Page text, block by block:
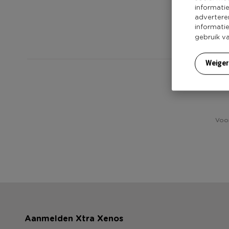
gebruik
Aanmelden Xtra Xenos